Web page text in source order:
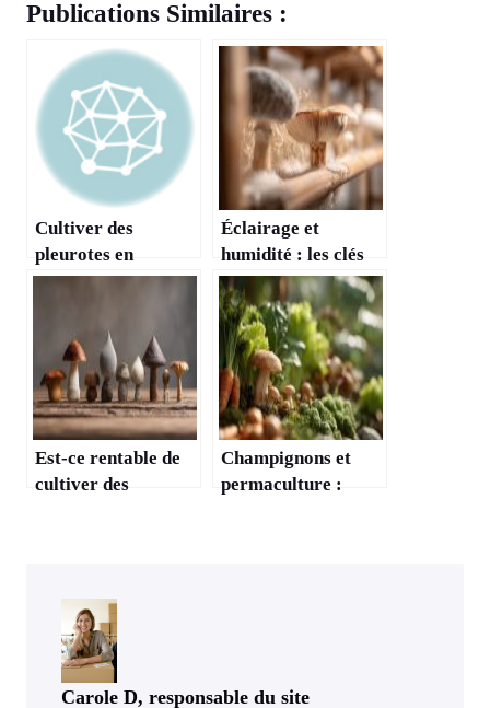
Publications Similaires :
Cultiver des
pleurotes en
intérieur : méthode
Éclairage et
humidité : les clés
d’une culture de
champignons
réussie
Est-ce rentable de
cultiver des
Champignons et
permaculture :
Carole D, responsable du site